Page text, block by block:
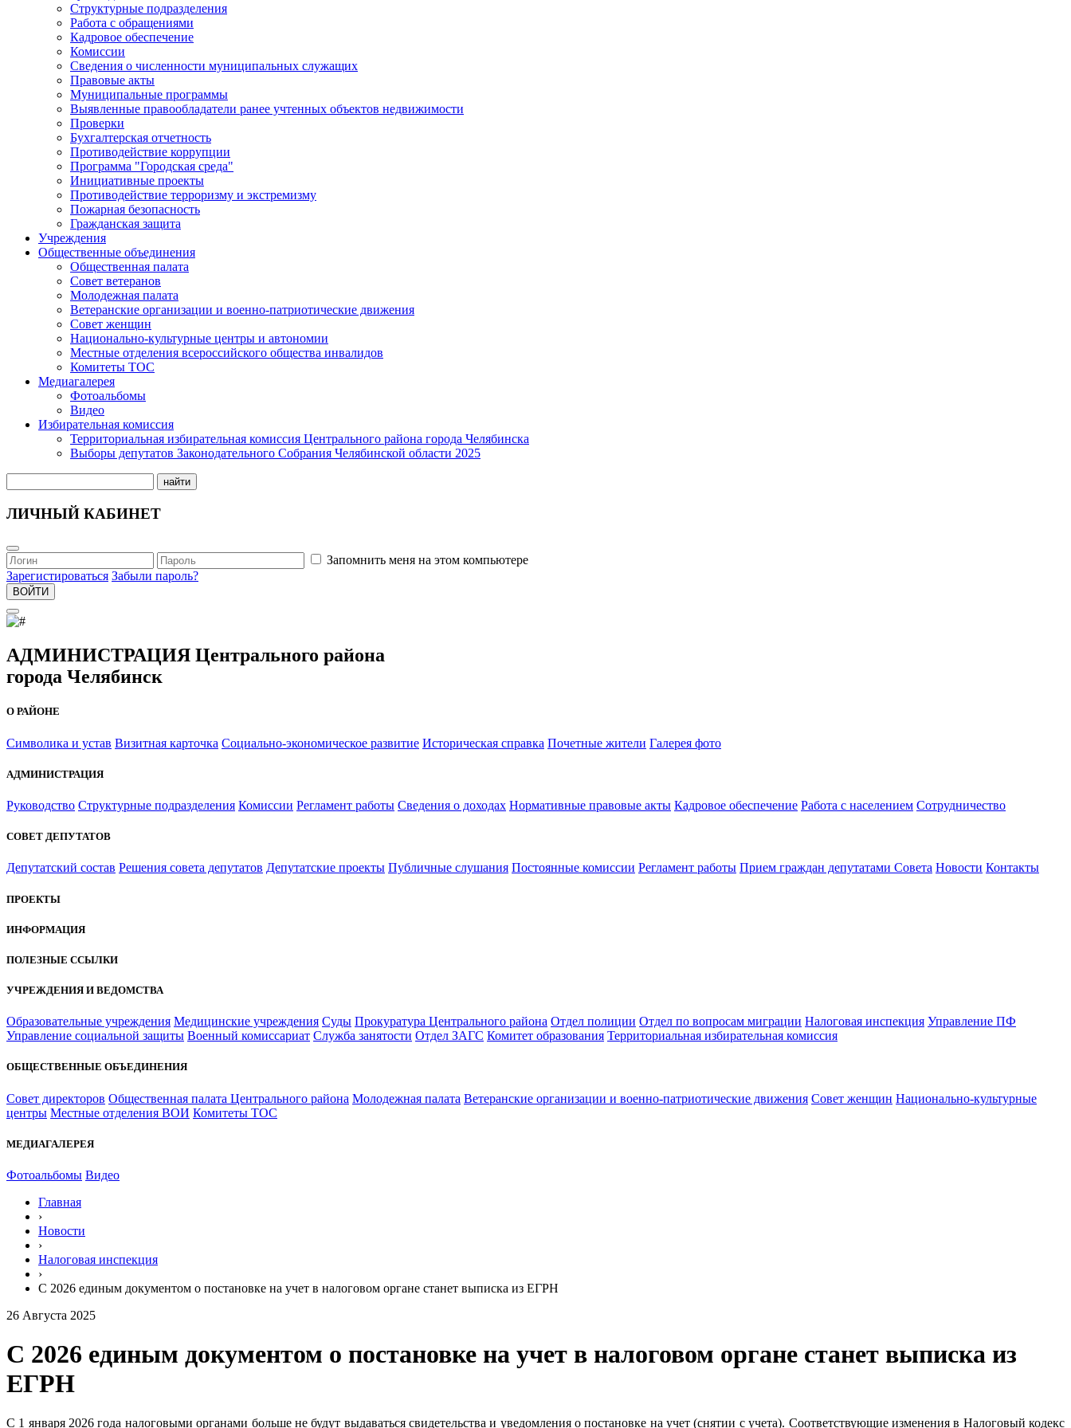
Структурные подразделения
Работа с обращениями
Кадровое обеспечение
Комиссии
Сведения о численности муниципальных служащих
Правовые акты
Муниципальные программы
Выявленные правообладатели ранее учтенных объектов недвижимости
Проверки
Бухгалтерская отчетность
Противодействие коррупции
Программа "Городская среда"
Инициативные проекты
Противодействие терроризму и экстремизму
Пожарная безопасность
Гражданская защита
Учреждения
Общественные объединения
Общественная палата
Совет ветеранов
Молодежная палата
Ветеранские организации и военно-патриотические движения
Совет женщин
Национально-культурные центры и автономии
Местные отделения всероссийского общества инвалидов
Комитеты ТОС
Медиагалерея
Фотоальбомы
Видео
Избирательная комиссия
Территориальная избирательная комиссия Центрального района города Челябинска
Выборы депутатов Законодательного Собрания Челябинской области 2025
найти
ЛИЧНЫЙ КАБИНЕТ
Запомнить меня на этом компьютере
Зарегистироваться Забыли пароль?
ВОЙТИ
АДМИНИСТРАЦИЯ Центрального района
города Челябинск
О РАЙОНЕ
Символика и устав Визитная карточка Социально-экономическое развитие Историческая справка Почетные жители Галерея фото
АДМИНИСТРАЦИЯ
Руководство Структурные подразделения Комиссии Регламент работы Сведения о доходах Нормативные правовые акты Кадровое обеспечение Работа с населением Сотрудничество
СОВЕТ ДЕПУТАТОВ
Депутатский состав Решения совета депутатов Депутатские проекты Публичные слушания Постоянные комиссии Регламент работы Прием граждан депутатами Совета Новости Контакты
ПРОЕКТЫ
ИНФОРМАЦИЯ
ПОЛЕЗНЫЕ ССЫЛКИ
УЧРЕЖДЕНИЯ И ВЕДОМСТВА
Образовательные учреждения Медицинские учреждения Суды Прокуратура Центрального района Отдел полиции Отдел по вопросам миграции Налоговая инспекция Управление ПФ
Управление социальной защиты Военный комиссариат Служба занятости Отдел ЗАГС Комитет образования Территориальная избирательная комиссия
ОБЩЕСТВЕННЫЕ ОБЪЕДИНЕНИЯ
Совет директоров Общественная палата Центрального района Молодежная палата Ветеранские организации и военно-патриотические движения Совет женщин Национально-культурные
центры Местные отделения ВОИ Комитеты ТОС
МЕДИАГАЛЕРЕЯ
Фотоальбомы Видео
Главная
›
Новости
›
Налоговая инспекция
›
С 2026 единым документом о постановке на учет в налоговом органе станет выписка из ЕГРН
26 Августа 2025
С 2026 единым документом о постановке на учет в налоговом органе станет выписка из
ЕГРН
С 1 января 2026 года налоговыми органами больше не будут выдаваться свидетельства и уведомления о постановке на учет (снятии с учета). Соответствующие изменения в Налоговый кодекс